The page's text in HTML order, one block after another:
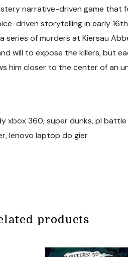
narrative-driven game that
driven storytelling in early
of murders at Kiersau
will to expose the killers, but
him closer to the center of an
xbox 360, super dunks, pl
lenovo laptop do gier
products